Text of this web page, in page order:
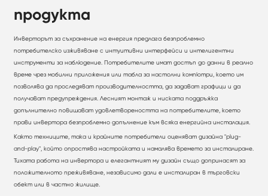
продукта
Инверторът за съхранение на енергия предлага безпроблемно
потребителско изживяване с интуитивни интерфейси и интелигентни
инструменти за наблюдение. Потребителите имат достъп до данни в реално
време чрез мобилни приложения или табла за настолни компютри, което им
позволява да проследяват производителността, да задават графици и да
получават предупреждения. Лесният монтаж и ниската поддръжка
допълнително повишават удовлетвореността на потребителите, което
прави инвертора безпроблемно допълнение към всяка енергийна инсталация.
Както техниците, така и крайните потребители оценяват дизайна "plug-
and-play", който опростява настройката и намалява времето за инсталиране.
Тихата работа на инвертора и елегантният му дизайн също допринасят за
положителното преживяване, независимо дали е инсталиран в търговски
обект или в частно жилище.